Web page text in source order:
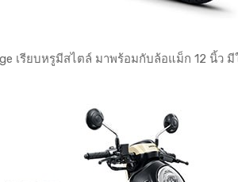
เรียบหรูมีสไตล์ มาพร้อมกับล้อแม็ก 12 นิ้ว